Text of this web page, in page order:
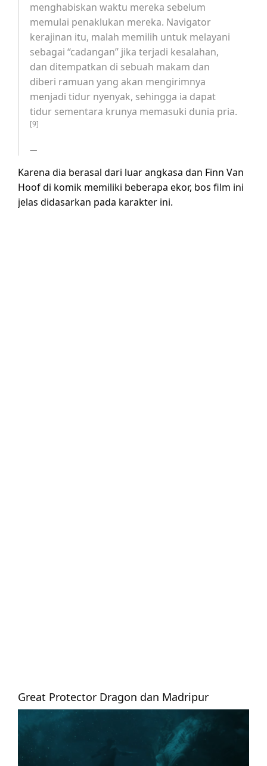
menghabiskan waktu mereka sebelum
memulai penaklukan mereka. Navigator
kerajinan itu, malah memilih untuk melayani
sebagai “cadangan” jika terjadi kesalahan,
dan ditempatkan di sebuah makam dan
diberi ramuan yang akan mengirimnya
menjadi tidur nyenyak, sehingga ia dapat
tidur sementara krunya memasuki dunia pria.
[9]
Karena dia berasal dari luar angkasa dan Finn Van
Hoof di komik memiliki beberapa ekor, bos film ini
jelas didasarkan pada karakter ini.
Great Protector Dragon dan Madripur